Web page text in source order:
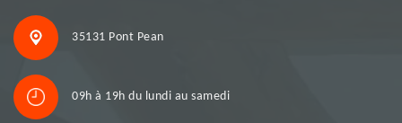
35131 Pont Pean
09h à 19h du lundi au samedi